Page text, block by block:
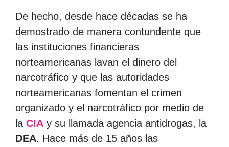
De hecho, desde hace décadas se ha
demostrado de manera contundente que
las instituciones financieras
norteamericanas lavan el dinero del
narcotráfico y que las autoridades
norteamericanas fomentan el crimen
organizado y el narcotráfico por medio de
la CIA y su llamada agencia antidrogas, la
DEA. Hace más de 15 años las